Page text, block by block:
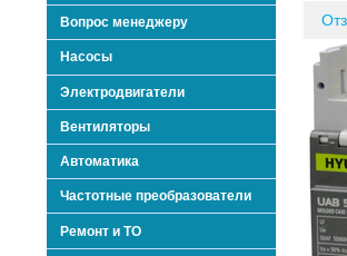
Вопрос менеджеру
Насосы
Электродвигатели
Вентиляторы
Автоматика
Частотные преобразователи
Ремонт и ТО